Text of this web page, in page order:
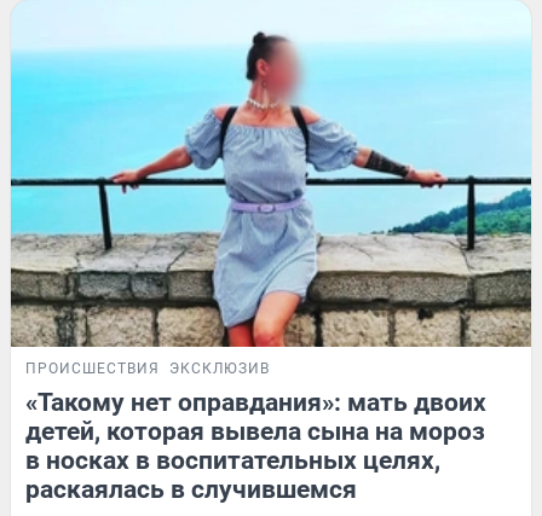
ПРОИСШЕСТВИЯ ЭКСКЛЮЗИВ
«Такому нет оправдания»: мать двоих
детей, которая вывела сына на мороз
в носках в воспитательных целях,
раскаялась в случившемся